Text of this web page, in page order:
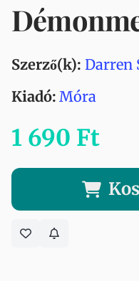
Szerző(k): Darren
Kiadó: Móra
1 690 Ft